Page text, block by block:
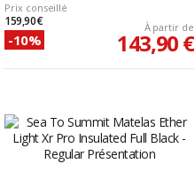
Prix conseillé
159,90 €
-10%
À partir de
143,90 €